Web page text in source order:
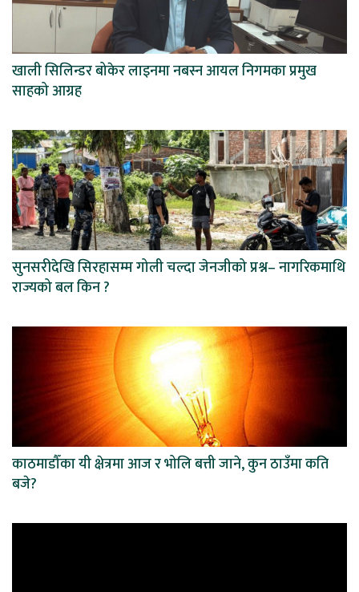
खाली सिलिन्डर बोकेर लाइनमा नबस्न आयल निगमका प्रमुख
साहको आग्रह
सुनसरीदेखि सिरहासम्म गोली चल्दा जेनजीको प्रश्न– नागरिकमाथि
राज्यको बल किन ?
काठमाडौँका यी क्षेत्रमा आज र भोलि बत्ती जाने, कुन ठाउँमा कति
बजे?